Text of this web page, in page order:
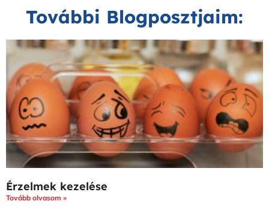
További Blogposztjaim:
Érzelmek kezelése
Tovább olvasom »